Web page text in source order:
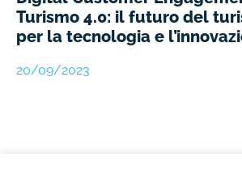
Turismo 4.0: il futuro del
per la tecnologia e
20/09/2023